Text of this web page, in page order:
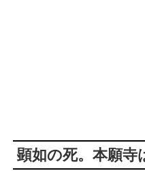
顕如の死。本願寺